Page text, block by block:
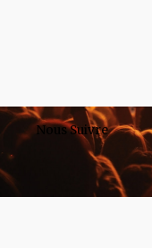
Nous Suivre